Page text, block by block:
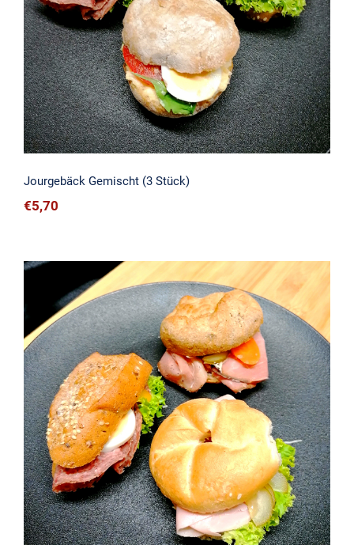
Jourgebäck Gemischt (3 Stück)
€5,70
Jourgebäck Wurst (3 Stück)